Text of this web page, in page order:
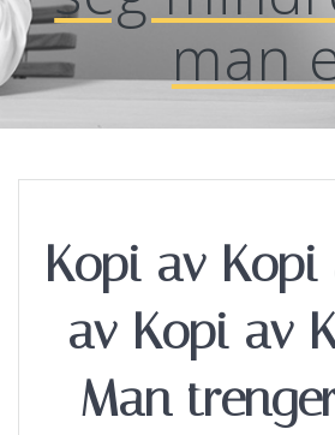
man
Kopi av Kopi
av Kopi av
Man